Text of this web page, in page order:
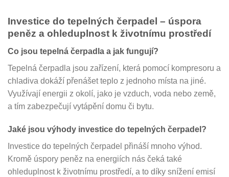
Investice do tepelných čerpadel – úspora
peněz a ohleduplnost k životnímu prostředí
Co jsou tepelná čerpadla a jak fungují?
Tepelná čerpadla jsou zařízení, která pomocí kompresoru a
chladiva dokáží přenášet teplo z jednoho místa na jiné.
Využívají energii z okolí, jako je vzduch, voda nebo země,
a tím zabezpečují vytápění domu či bytu.
Jaké jsou výhody investice do tepelných čerpadel?
Investice do tepelných čerpadel přináší mnoho výhod.
Kromě úspory peněz na energiích nás čeká také
ohleduplnost k životnímu prostředí, a to díky snížení emisí